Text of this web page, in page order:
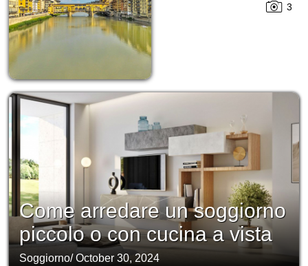
3
Come arredare un soggiorno
piccolo o con cucina a vista
Soggiorno/October 30, 2024